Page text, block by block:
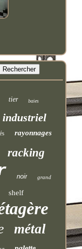
tier baies
industriel
rayonnages
racking
noir grand
shelf
métal